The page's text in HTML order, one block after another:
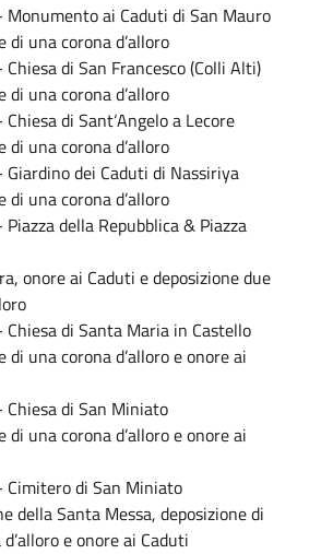
Monumento ai Caduti di San Mauro
di una corona d’alloro
Chiesa di San Francesco (Colli Alti)
di una corona d’alloro
Chiesa di Sant‘Angelo a Lecore
di una corona d’alloro
Giardino dei Caduti di Nassiriya
di una corona d’alloro
Piazza della Repubblica & Piazza
onore ai Caduti e deposizione due
Chiesa di Santa Maria in Castello
di una corona d’alloro e onore ai
Chiesa di San Miniato
di una corona d’alloro e onore ai
Cimitero di San Miniato
della Santa Messa, deposizione di
e onore ai Caduti